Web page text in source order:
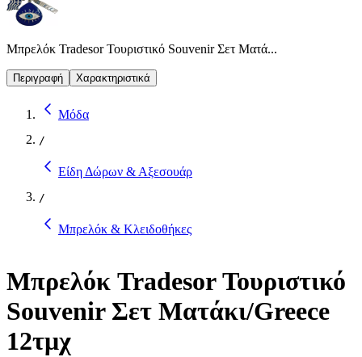
Μπρελόκ Tradesor Τουριστικό Souvenir Σετ Ματά...
Περιγραφή Χαρακτηριστικά
Μόδα
/
Είδη Δώρων & Αξεσουάρ
/
Μπρελόκ & Κλειδοθήκες
Μπρελόκ Tradesor Τουριστικό
Souvenir Σετ Ματάκι/Greece
12τμχ